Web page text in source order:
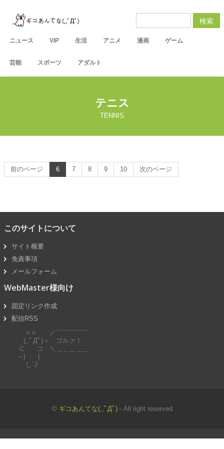
ニュース VIP 生活 アニメ 漫画 ゲーム
芸能 スポーツ アダルト
検索
テニス
TENNIS
前のページ 6 7 8 9 10 次のページ
このサイトについて
サイト概要
免責事項
メールフォーム
WebMaster様向け
固定リンク作成
配信RSS
∧∧ ／￣￣￣￣￣
(,,ﾟДﾟ)＜ ゴルァ！
⊂ ⊃ ＼＿＿＿＿＿
～| |
し`J
© ギコあんてな(,,ﾟДﾟ)- All right reserved